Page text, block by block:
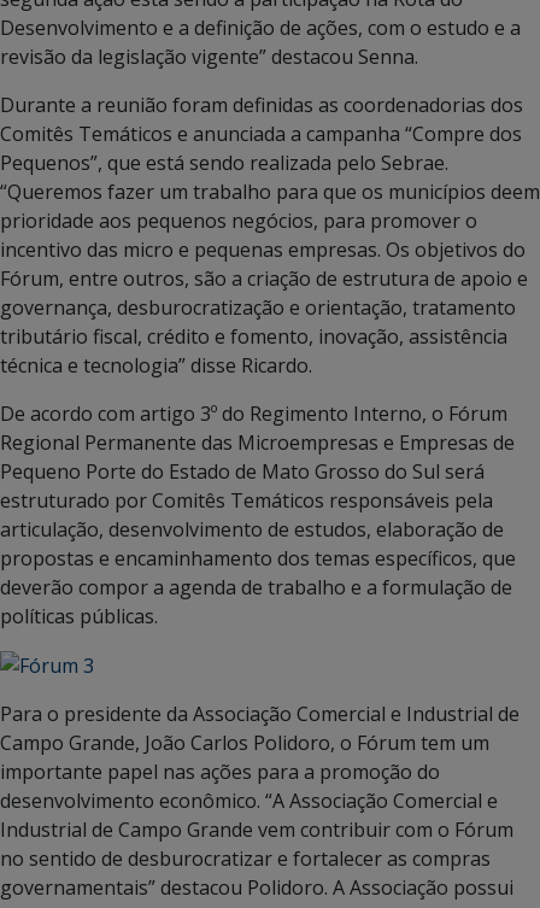
Desenvolvimento e a definição de ações, com o estudo e a
revisão da legislação vigente” destacou Senna.
Durante a reunião foram definidas as coordenadorias dos
Comitês Temáticos e anunciada a campanha “Compre dos
Pequenos”, que está sendo realizada pelo Sebrae.
“Queremos fazer um trabalho para que os municípios deem
prioridade aos pequenos negócios, para promover o
incentivo das micro e pequenas empresas. Os objetivos do
Fórum, entre outros, são a criação de estrutura de apoio e
governança, desburocratização e orientação, tratamento
tributário fiscal, crédito e fomento, inovação, assistência
técnica e tecnologia” disse Ricardo.
De acordo com artigo 3º do Regimento Interno, o Fórum
Regional Permanente das Microempresas e Empresas de
Pequeno Porte do Estado de Mato Grosso do Sul será
estruturado por Comitês Temáticos responsáveis pela
articulação, desenvolvimento de estudos, elaboração de
propostas e encaminhamento dos temas específicos, que
deverão compor a agenda de trabalho e a formulação de
políticas públicas.
Para o presidente da Associação Comercial e Industrial de
Campo Grande, João Carlos Polidoro, o Fórum tem um
importante papel nas ações para a promoção do
desenvolvimento econômico. “A Associação Comercial e
Industrial de Campo Grande vem contribuir com o Fórum
no sentido de desburocratizar e fortalecer as compras
governamentais” destacou Polidoro. A Associação possui